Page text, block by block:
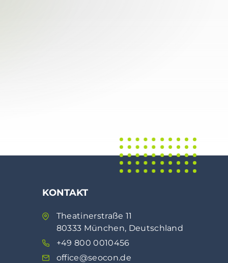
KONTAKT
Theatinerstraße 11
80333 München, Deutschland
+49 800 0010456
office@seocon.de